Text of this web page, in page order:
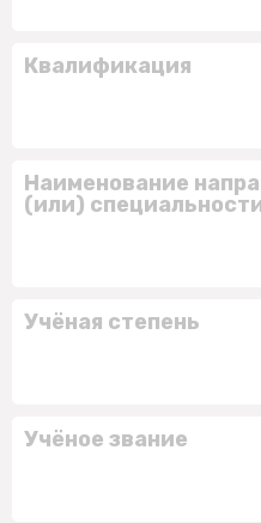
Квалификация
Наименование
(или)
Учёная степень
Учёное звание